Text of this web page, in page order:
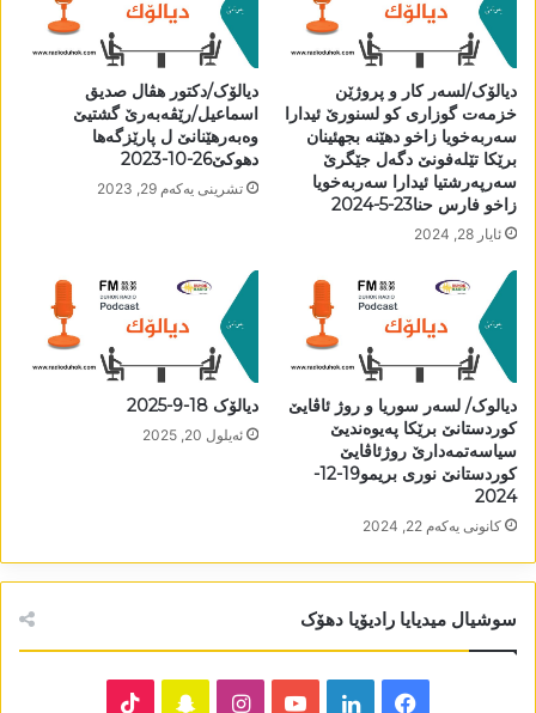
دیالۆک/لسەر کار و پروژێن
خزمەت گوزاری کو لسنورێ ئیدارا
سەربەخویا زاخو دھێنە بجھئینان
برێکا تێلەفونێ دگەل جێگرێ
سەرپەرشتیا ئیدارا سەربەخویا
زاخو فارس حنا23-5-2024
ئایار 28, 2024
دیالۆک/دکتور ھڤال صدیق
اسماعیل/رێڤەبەرێ گشتیێ
وەبەرھێنانێ ل پارێزگەھا
دھوکێ26-10-2023
تشرینی یه‌كه‌م 29, 2023
دیالوک/ لسەر سوریا و روژ ئاڤایێ
کوردستانێ برێکا پەیوەندیێ
سیاسەتمەدارێ روژئاڤایێ
کوردستانێ نوری بریمو19-12-
2024
كانونی یه‌كه‌م 22, 2024
دیالۆک 18-9-2025
ئه‌یلول 20, 2025
سوشیال میدیایا رادیۆیا دھۆک
Facebook
LinkedIn
YouTube
Instagram
Snapchat